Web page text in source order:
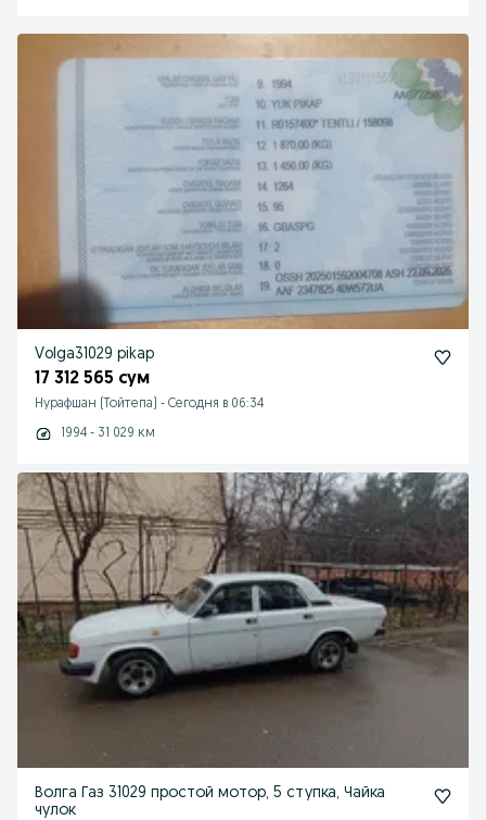
Volga31029 pikap
17 312 565 сум
Нурафшан (Тойтепа) - Сегодня в 06:34
1994 - 31 029 км
Волга Газ 31029 простой мотор, 5 ступка, Чайка
чулок